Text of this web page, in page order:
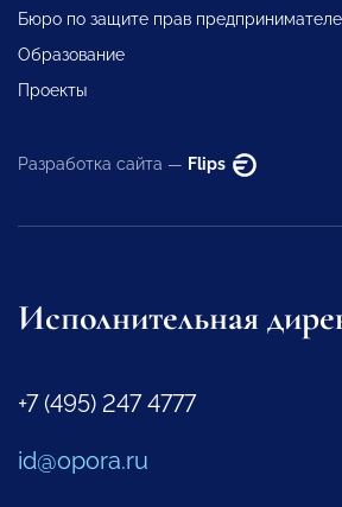
Бюро по защите прав
Образование
Проекты
Разработка сайта — Flips
Исполнительная
+7 (495) 247 4777
id@opora.ru